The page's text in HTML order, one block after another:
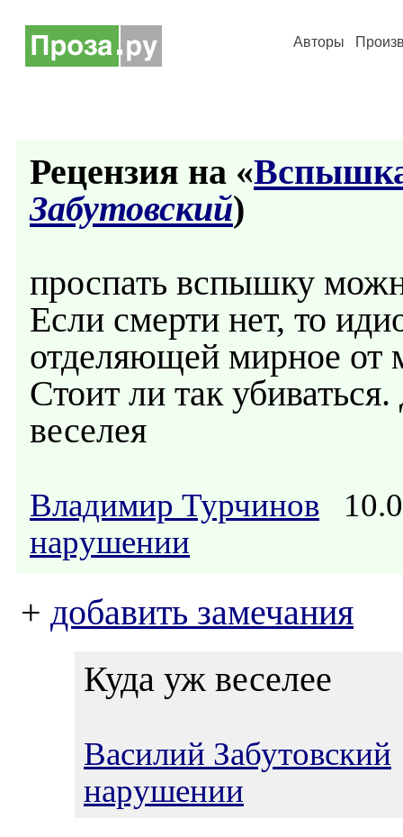
Авторы
Рецензия на «
Забутовский)
проспать вспышку
Если смерти нет, то
отделяющей мирное от
Стоит ли так
веселея
Владимир Турчинов
нарушении
+ добавить замечания
Куда уж веселее
Василий Забутовский
нарушении